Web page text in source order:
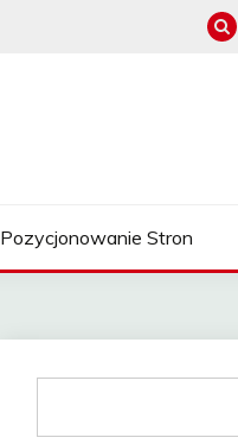
Pozycjonowanie Stron